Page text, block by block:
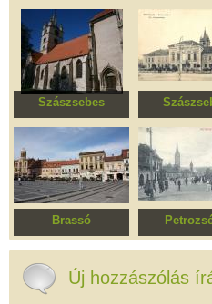
Szászsebes
Evangélikus
templomegyüttes
gimnázium,
Általános
Brassó
Történelmi központ
Új hozzászólás